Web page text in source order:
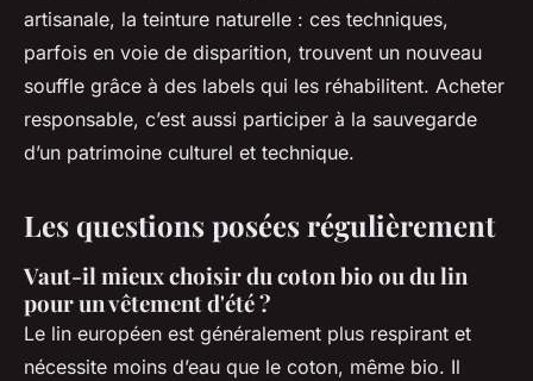
artisanale, la teinture naturelle : ces techniques,
parfois en voie de disparition, trouvent un nouveau
souffle grâce à des labels qui les réhabilitent. Acheter
responsable, c’est aussi participer à la sauvegarde
d’un patrimoine culturel et technique.
Les questions posées régulièrement
Vaut-il mieux choisir du coton bio ou du lin
pour un vêtement d'été ?
Le lin européen est généralement plus respirant et
nécessite moins d’eau que le coton, même bio. Il